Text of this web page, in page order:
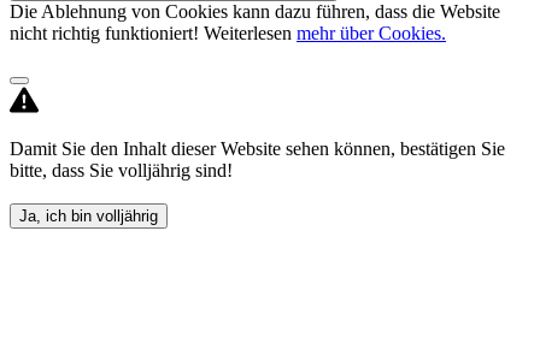
Die Ablehnung von Cookies kann dazu führen, dass die Website
nicht richtig funktioniert! Weiterlesen mehr über Cookies.
Damit Sie den Inhalt dieser Website sehen können, bestätigen Sie
bitte, dass Sie volljährig sind!
Ja, ich bin volljährig